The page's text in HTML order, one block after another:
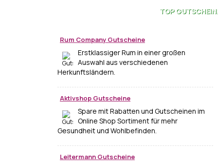
TOP
Rum Company Gutscheine
Erstklassiger Rum in einer großen
Auswahl aus verschiedenen
Herkunftsländern.
Aktivshop Gutscheine
Spare mit Rabatten und Gutscheinen im
Online Shop Sortiment für mehr
Gesundheit und Wohlbefinden.
Leitermann Gutscheine